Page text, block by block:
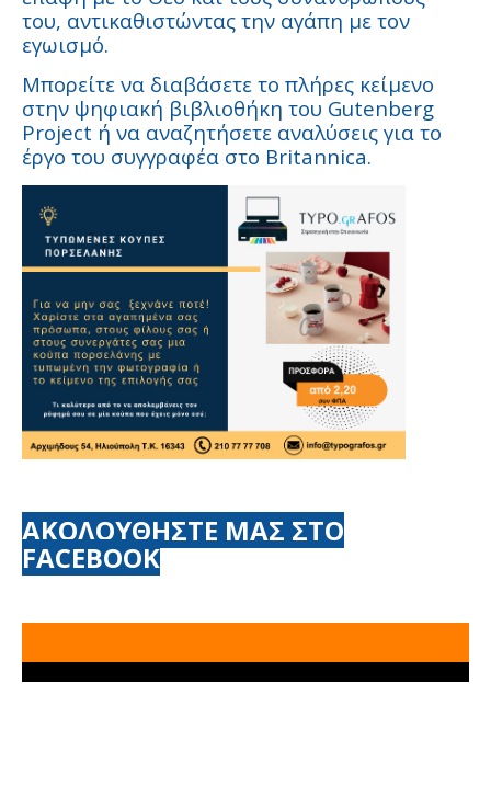
του, αντικαθιστώντας την αγάπη με τον
εγωισμό.
Μπορείτε να διαβάσετε το πλήρες κείμενο
στην ψηφιακή βιβλιοθήκη του Gutenberg
Project ή να αναζητήσετε αναλύσεις για το
έργο του συγγραφέα στο Britannica.
ΑΚΟΛΟΥΘΗΣΤΕ ΜΑΣ ΣΤΟ
FACEBOOK